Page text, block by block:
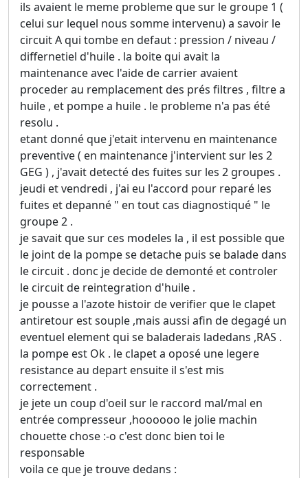
ils avaient le meme probleme que sur le groupe 1 (
celui sur lequel nous somme intervenu) a savoir le
circuit A qui tombe en defaut : pression / niveau /
differnetiel d'huile . la boite qui avait la
maintenance avec l'aide de carrier avaient
proceder au remplacement des prés filtres , filtre a
huile , et pompe a huile . le probleme n'a pas été
resolu .
etant donné que j'etait intervenu en maintenance
preventive ( en maintenance j'intervient sur les 2
GEG ) , j'avait detecté des fuites sur les 2 groupes .
jeudi et vendredi , j'ai eu l'accord pour reparé les
fuites et depanné " en tout cas diagnostiqué " le
groupe 2 .
je savait que sur ces modeles la , il est possible que
le joint de la pompe se detache puis se balade dans
le circuit . donc je decide de demonté et controler
le circuit de reintegration d'huile .
je pousse a l'azote histoir de verifier que le clapet
antiretour est souple ,mais aussi afin de degagé un
eventuel element qui se baladerais ladedans ,RAS .
la pompe est Ok . le clapet a oposé une legere
resistance au depart ensuite il s'est mis
correctement .
je jete un coup d'oeil sur le raccord mal/mal en
entrée compresseur ,hoooooo le jolie machin
chouette chose :-o c'est donc bien toi le
responsable
voila ce que je trouve dedans :